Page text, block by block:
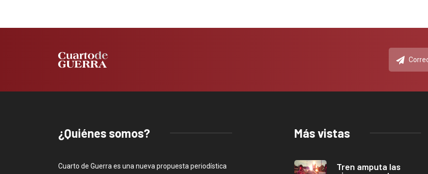
¿Quiénes somos?
Cuarto de Guerra es una nueva propuesta periodística
Más vistas
Tren amputa las